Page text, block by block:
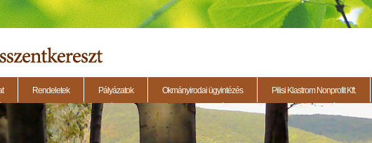
Rendeletek Pályázatok Okmányirodai ügyintézés Pilisi Klastrom Nonprofit Kft.
2014.12.28. - Testületi ülés 2014.11.13. - Testületi ülés 2015.01.29. - Testületi ülés